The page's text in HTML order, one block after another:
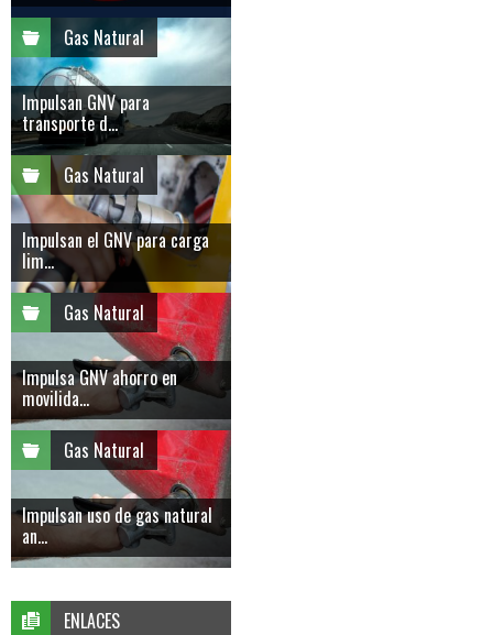
Gas Natural
Impulsan GNV para
transporte d...
Gas Natural
Impulsan el GNV para carga
lim...
Gas Natural
Impulsa GNV ahorro en
movilida...
Gas Natural
Impulsan uso de gas natural
an...
ENLACES